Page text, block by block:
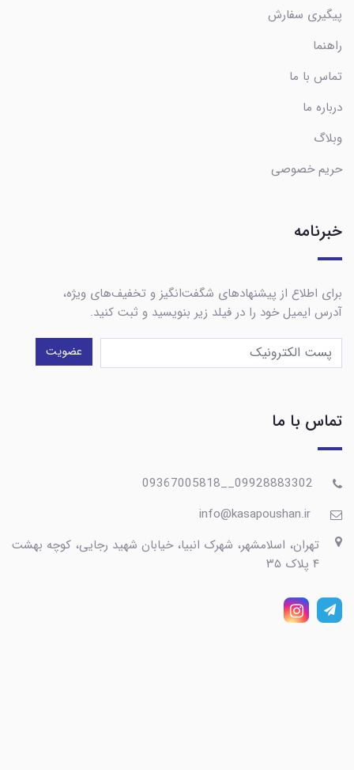
پیگیری سفارش
راهنما
تماس با ما
درباره ما
وبلاگ
حریم خصوصی
خبرنامه
برای اطلاع از پیشنهادهای شگفت‌انگیز و تخفیف‌های ویژه،
آدرس ایمیل خود را در فیلد زیر بنویسید و ثبت کنید.
عضویت
تماس با ما
تهران، اسلامشهر، شهرک انبیا، خیابان شهید رجایی، کوچه بهشت
۴ پلاک ۳۵